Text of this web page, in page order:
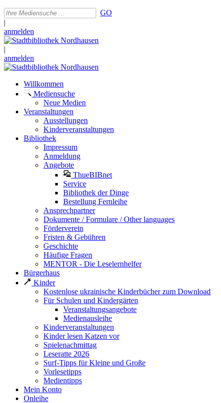
GO
|
anmelden
|
anmelden
Willkommen
Mediensuche
Neue Medien
Veranstaltungen
Ausstellungen
Kinderveranstaltungen
Bibliothek
Impressum
Anmeldung
Angebote
ThueBIBnet
Service
Bibliothek der Dinge
Bestellung Fernleihe
Ansprechpartner
Dokumente / Formulare / Other languages
Förderverein
Fristen & Gebühren
Geschichte
Häufige Fragen
MENTOR - Die Leselernhelfer
Bürgerhaus
Kinder
Kostenlose ukrainische Kinderbücher zum Download
Für Schulen und Kindergärten
Veranstaltungsangebote
Medienausleihe
Kinderveranstaltungen
Kinder lesen Katzen vor
Spielenachmittag
Leseratte 2026
Surf-Tipps für Kleine und Große
Vorlesetipps
Medientipps
Mein Konto
Onleihe